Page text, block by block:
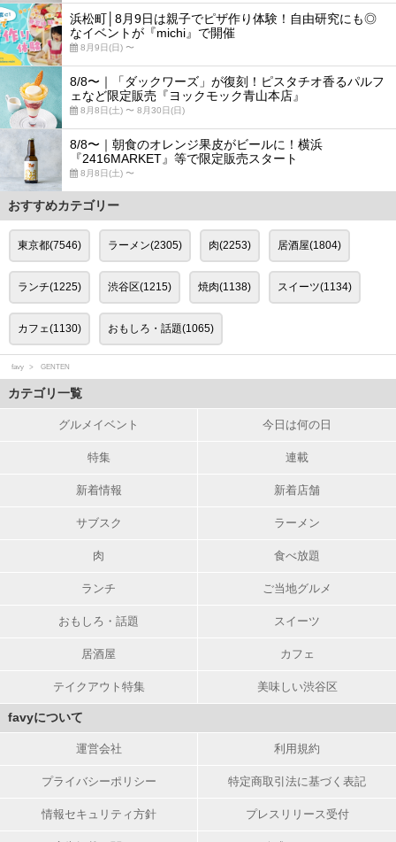
浜松町│8月9日は親子でピザ作り体験！自由研究にも◎
なイベントが『michi』で開催
8月9日(日) 〜
8/8〜｜「ダックワーズ」が復刻！ピスタチオ香るパルフ
ェなど限定販売『ヨックモック青山本店』
8月8日(土) 〜 8月30日(日)
8/8〜｜朝食のオレンジ果皮がビールに！横浜
『2416MARKET』等で限定販売スタート
8月8日(土) 〜
おすすめカテゴリー
東京都(7546) ラーメン(2305) 肉(2253) 居酒屋(1804)
ランチ(1225) 渋谷区(1215) 焼肉(1138) スイーツ(1134)
カフェ(1130) おもしろ・話題(1065)
favy GENTEN
カテゴリ一覧
グルメイベント 今日は何の日
特集 連載
新着情報 新着店舗
サブスク ラーメン
肉 食べ放題
ランチ ご当地グルメ
おもしろ・話題 スイーツ
居酒屋 カフェ
テイクアウト特集 美味しい渋谷区
favyについて
運営会社 利用規約
プライバシーポリシー 特定商取引法に基づく表記
情報セキュリティ方針 プレスリリース受付